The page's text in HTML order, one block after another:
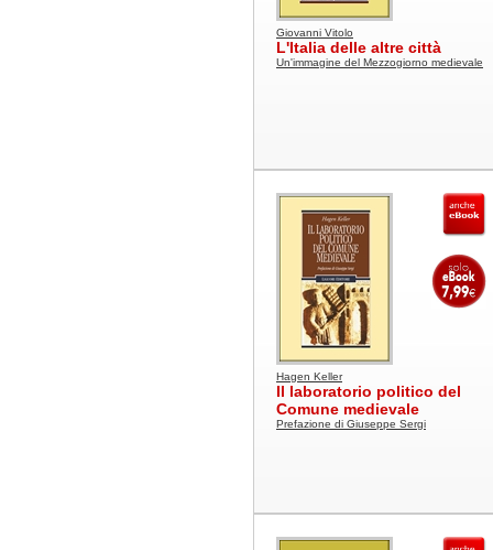
Giovanni Vitolo
L'Italia delle altre città
Un'immagine del Mezzogiorno medievale
Hagen Keller
Il laboratorio politico del
Comune medievale
Prefazione di Giuseppe Sergi